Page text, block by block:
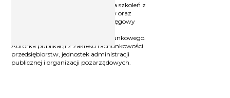
Znany i doświadczony wykładowca szkoleń z
zakresu rachunkowości i podatków oraz
rozliczania projektów unijnych. Księgowy
publicznego. Właściciel biura rachunkowego.
Autorka publikacji z zakresu rachunkowości
przedsiębiorstw, jednostek administracji
publicznej i organizacji pozarządowych.